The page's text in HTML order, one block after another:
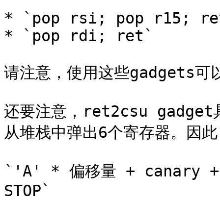
* `pop rsi; pop r15;
* `pop rdi; ret`
请注意，使用这些gadgets
还要注意，ret2csu gadget
从堆栈中弹出6个寄存器。因
`'A' * 偏移量 + canary
STOP`